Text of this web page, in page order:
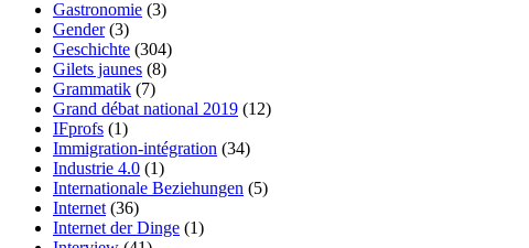
Gastronomie (3)
Gender(3)
Geschichte (304)
Gilets jaunes (8)
Grammatik (7)
Grand débat national 2019 (12)
IFprofs (1)
Immigration-intégration (34)
Industrie 4.0 (1)
Internationale Beziehungen (5)
Internet (36)
Internet der Dinge (1)